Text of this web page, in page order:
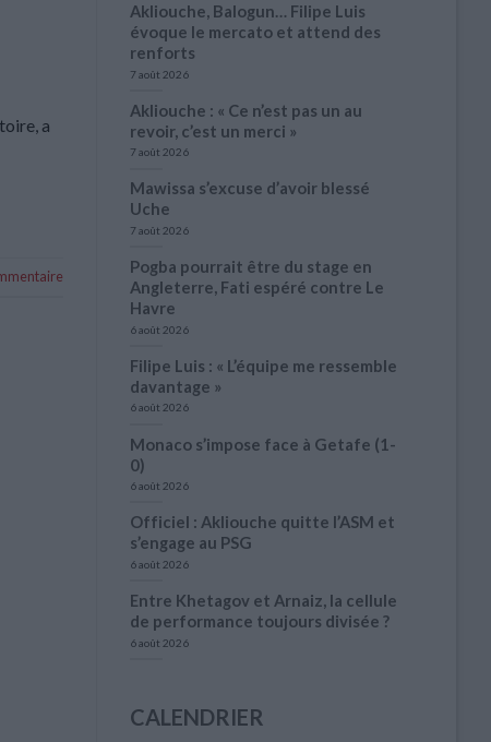
a
Akliouche, Balogun… Filipe Luis
évoque le mercato et attend des
renforts
7 août 2026
Akliouche : « Ce n’est pas un au
revoir, c’est un merci »
7 août 2026
Mawissa s’excuse d’avoir blessé
Uche
7 août 2026
Pogba pourrait être du stage en
Angleterre, Fati espéré contre Le
Havre
6 août 2026
Filipe Luis : « L’équipe me ressemble
davantage »
6 août 2026
Monaco s’impose face à Getafe (1-
0)
6 août 2026
Officiel : Akliouche quitte l’ASM et
s’engage au PSG
6 août 2026
Entre Khetagov et Arnaiz, la cellule
de performance toujours divisée ?
6 août 2026
CALENDRIER